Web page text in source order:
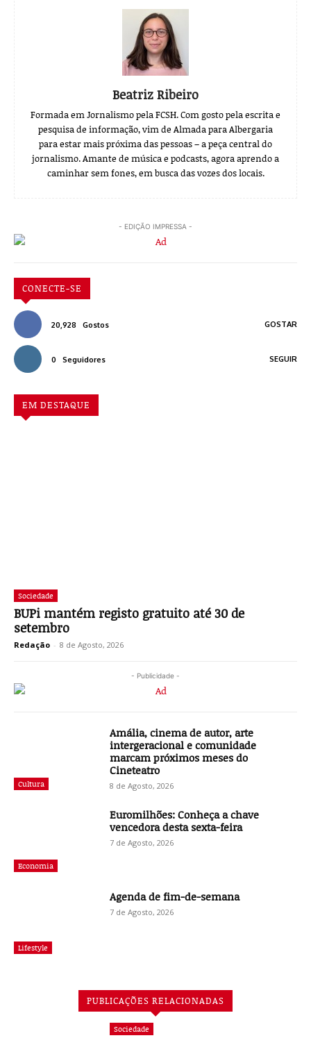
Beatriz Ribeiro
Formada em Jornalismo pela FCSH. Com gosto pela escrita e
pesquisa de informação, vim de Almada para Albergaria
para estar mais próxima das pessoas – a peça central do
jornalismo. Amante de música e podcasts, agora aprendo a
caminhar sem fones, em busca das vozes dos locais.
- EDIÇÃO IMPRESSA -
CONECTE-SE
20,928 Gostos GOSTAR
0 Seguidores SEGUIR
EM DESTAQUE
Sociedade
BUPi mantém registo gratuito até 30 de
setembro
Redação - 8 de Agosto, 2026
- Publicidade -
Cultura
Amália, cinema de autor, arte
intergeracional e comunidade
marcam próximos meses do
Cineteatro
8 de Agosto, 2026
Economia
Euromilhões: Conheça a chave
vencedora desta sexta-feira
7 de Agosto, 2026
Lifestyle
Agenda de fim-de-semana
7 de Agosto, 2026
PUBLICAÇÕES RELACIONADAS
Sociedade